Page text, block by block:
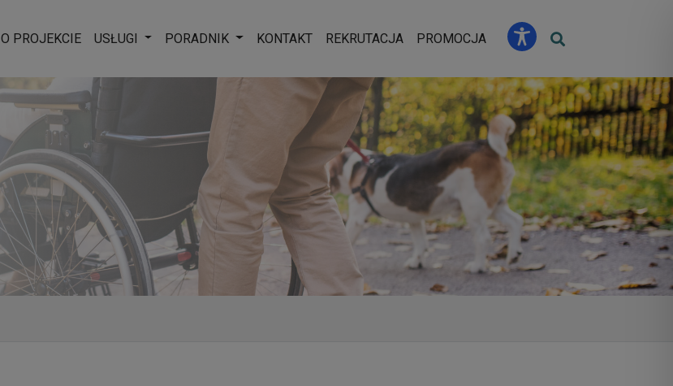
O PROJEKCIE USŁUGI Rozwiń menu
PORADNIK Rozwiń menu
KONTAKT REKRUTACJA PROMOCJA